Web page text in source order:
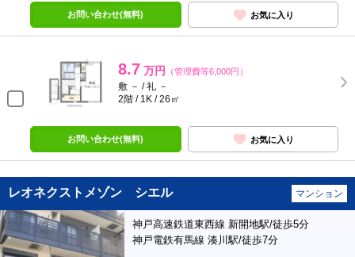
お問い合わせ(無料) お気に入り
8.7 万円 （管理費等6,000円）
敷 － / 礼 －
2階 / 1K / 26㎡
お問い合わせ(無料) お気に入り
レオネクストメゾン シエル マンション
神戸高速鉄道東西線 新開地駅/徒歩5分
神戸電鉄有馬線 湊川駅/徒歩7分